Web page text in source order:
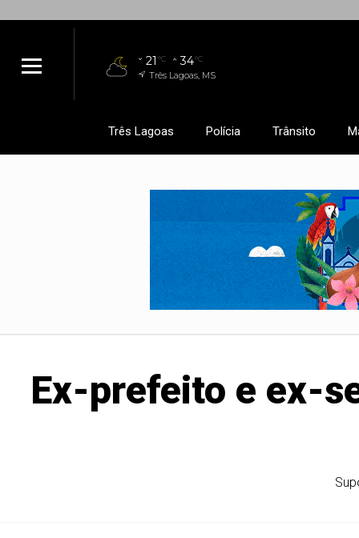
21 °C 34°C
Três Lagoas, MS
Três Lagoas Polícia Trânsito
Ex-prefeito e ex-